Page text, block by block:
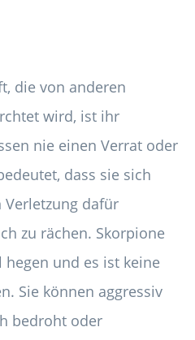
die von anderen
wird, ist ihr
nie einen Verrat oder
dass sie sich
dafür
zu rächen. Skorpione
und es ist keine
Sie können aggressiv
bedroht oder